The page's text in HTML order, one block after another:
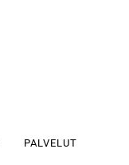
PALVELUT